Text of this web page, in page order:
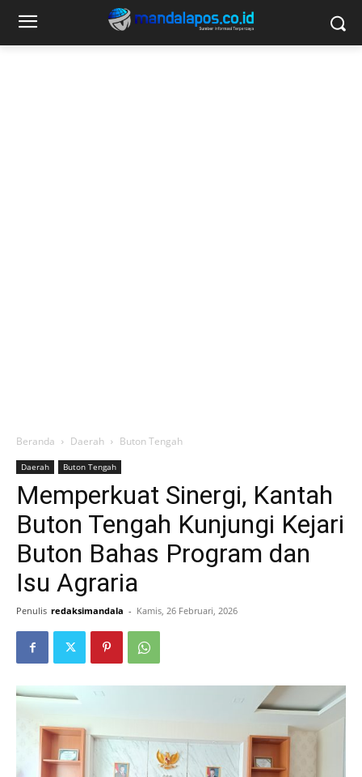
Beranda Daerah Buton Tengah
Daerah Buton Tengah
Memperkuat Sinergi, Kantah
Buton Tengah Kunjungi Kejari
Buton Bahas Program dan
Isu Agraria
Penulis redaksimandala - Kamis, 26 Februari, 2026